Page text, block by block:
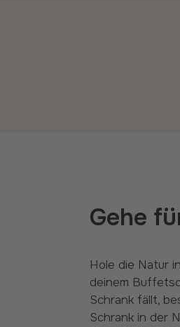
Gehe
Hole die Natur ins Haus und platziere einige Pflanzen auf
deinem
Schrank fällt,
Schrank in der